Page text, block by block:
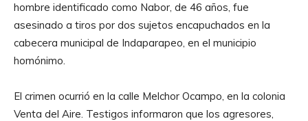
hombre identificado como Nabor, de 46 años, fue
asesinado a tiros por dos sujetos encapuchados en la
cabecera municipal de Indaparapeo, en el municipio
homónimo.
El crimen ocurrió en la calle Melchor Ocampo, en la colonia
Venta del Aire. Testigos informaron que los agresores,